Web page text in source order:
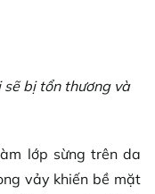
bị tổn thương và
lớp sừng trên da
vảy khiến bề mặt